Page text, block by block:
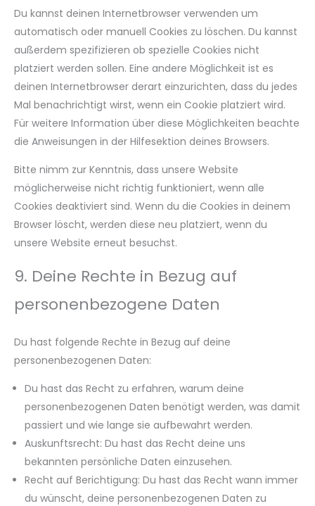
Du kannst deinen Internetbrowser verwenden um
automatisch oder manuell Cookies zu löschen. Du kannst
außerdem spezifizieren ob spezielle Cookies nicht
platziert werden sollen. Eine andere Möglichkeit ist es
deinen Internetbrowser derart einzurichten, dass du jedes
Mal benachrichtigt wirst, wenn ein Cookie platziert wird.
Für weitere Information über diese Möglichkeiten beachte
die Anweisungen in der Hilfesektion deines Browsers.
Bitte nimm zur Kenntnis, dass unsere Website
möglicherweise nicht richtig funktioniert, wenn alle
Cookies deaktiviert sind. Wenn du die Cookies in deinem
Browser löscht, werden diese neu platziert, wenn du
unsere Website erneut besuchst.
9. Deine Rechte in Bezug auf
personenbezogene Daten
Du hast folgende Rechte in Bezug auf deine
personenbezogenen Daten:
Du hast das Recht zu erfahren, warum deine
personenbezogenen Daten benötigt werden, was damit
passiert und wie lange sie aufbewahrt werden.
Auskunftsrecht: Du hast das Recht deine uns
bekannten persönliche Daten einzusehen.
Recht auf Berichtigung: Du hast das Recht wann immer
du wünscht, deine personenbezogenen Daten zu